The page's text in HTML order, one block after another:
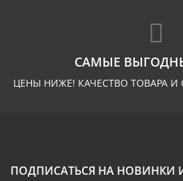
САМЫЕ
ЦЕНЫ НИЖЕ! КАЧЕСТВО ТОВАРА
ПОДПИСАТЬСЯ НА НОВИНКИ